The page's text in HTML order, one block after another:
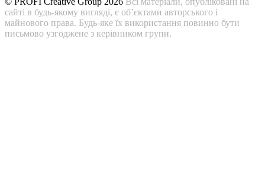
сайті в будь-якому вигляді, є об’єктами авторського і
майнового права. Будь-яке їх використання повинно бути
письмово узгоджене з керівником групи.